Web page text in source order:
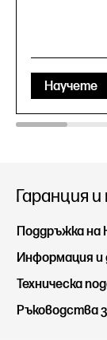
Научете
Гаранция
Поддръжка на
Информация и
Техническа
Ръководства